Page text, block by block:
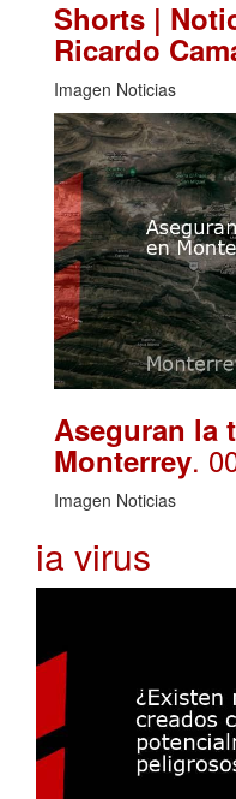
Shorts |
Ricardo
Imagen Noticias
Aseguran la
Monterrey.
Imagen Noticias
ia virus